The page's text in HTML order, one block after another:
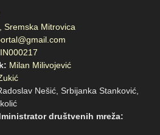
Sremska Mitrovica
IN000217
Milan Milivojević
Nešić, Srbijanka Stanković,
Katarina Nikolić
društvenih mreža: